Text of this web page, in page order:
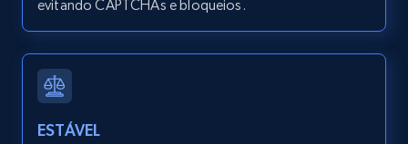
LinkedIn posts
evitando CAPTCHAs e bloqueios.
ESTÁVEL